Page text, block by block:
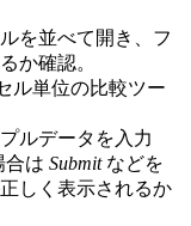
を並べて開き、フ
か確認。
ル単位の比較ツー
ルデータを入力
合は Submitなどを
しく表示されるか